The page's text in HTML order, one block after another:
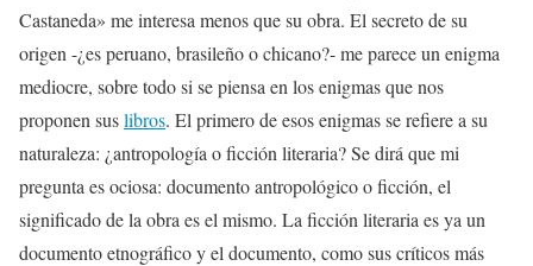
Castaneda» me interesa menos que su obra. El secreto de su
origen -¿es peruano, brasileño o chicano?- me parece un enigma
mediocre, sobre todo si se piensa en los enigmas que nos
proponen suslibros. El primero de esos enigmas se refiere a su
naturaleza: ¿antropología o ficción literaria? Se dirá que mi
pregunta es ociosa: documento antropológico o ficción, el
significado de la obra es el mismo. La ficción literaria es ya un
documento etnográfico y el documento, como sus críticos más